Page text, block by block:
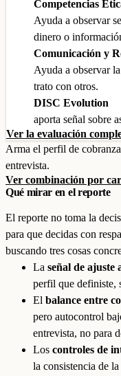
Competencias
Ayuda a observar
dinero o
Comunicación y
Ayuda a observar
trato con otros.
DISC Evolution
aporta señal sobre
Ver la evaluación
Arma el perfil de
entrevista.
Ver combinación por
Qué mirar en el reporte
El reporte no toma la
para que decidas con
buscando tres cosas
La señal de ajuste
perfil que definiste,
El balance entre
pero autocontrol
entrevista, no para
Los controles de
la consistencia de